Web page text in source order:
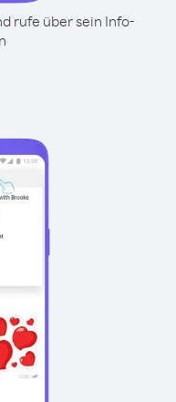
rufe über sein Info-